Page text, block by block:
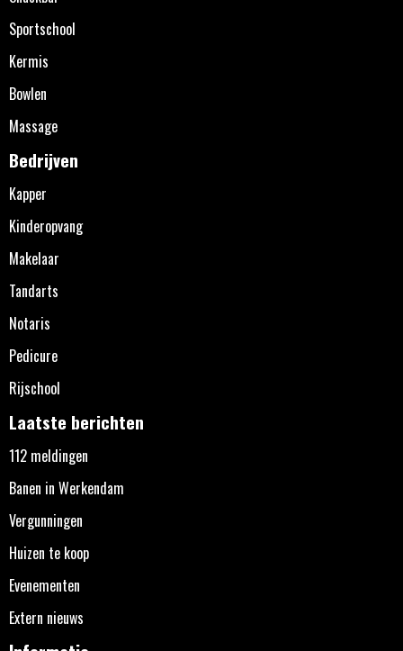
Sportschool
Kermis
Bowlen
Massage
Bedrijven
Kapper
Kinderopvang
Makelaar
Tandarts
Notaris
Pedicure
Rijschool
Laatste berichten
112 meldingen
Banen in Werkendam
Vergunningen
Huizen te koop
Evenementen
Extern nieuws